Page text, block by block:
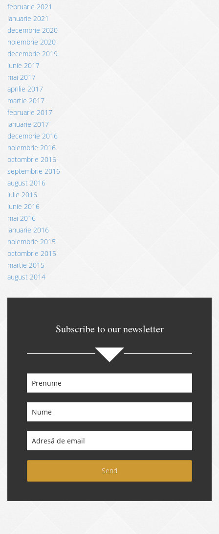
februarie 2021
ianuarie 2021
decembrie 2020
noiembrie 2020
decembrie 2019
iunie 2017
mai 2017
aprilie 2017
martie 2017
februarie 2017
ianuarie 2017
decembrie 2016
noiembrie 2016
octombrie 2016
septembrie 2016
august 2016
iulie 2016
iunie 2016
mai 2016
ianuarie 2016
noiembrie 2015
octombrie 2015
martie 2015
august 2014
Subscribe to our newsletter
Send